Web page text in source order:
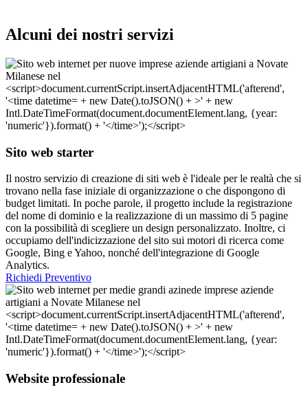
Alcuni dei nostri servizi
Sito web starter
Il nostro servizio di creazione di siti web è l'ideale per le realtà che si
trovano nella fase iniziale di organizzazione o che dispongono di
budget limitati. In poche parole, il progetto include la registrazione
del nome di dominio e la realizzazione di un massimo di 5 pagine
con la possibilità di scegliere un design personalizzato. Inoltre, ci
occupiamo dell'indicizzazione del sito sui motori di ricerca come
Google, Bing e Yahoo, nonché dell'integrazione di Google
Analytics.
Richiedi Preventivo
Website professionale